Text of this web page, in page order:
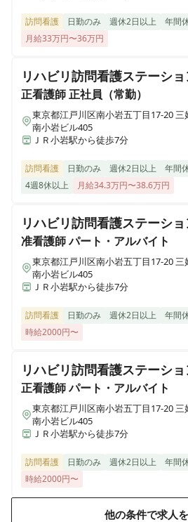
ウィル訪問看護ステーション 宝塚
兵庫県宝塚市伊孑志3丁目2-30
訪問看護ステーション にこ
山形県三川町大字青山字外川原234-1
ウィル訪問看護ス
沖縄県糸満市照屋603番地の1 101
ウィル訪問看護ステーション 会津
福島県会津若松市本町11-5
ウィル訪問看護ステーション 山形
山形県山形市桜田東4丁目8-44
沖縄県豊見城市根差部414番地7 1階
ウィル訪問看護ステーション大島サ
ウィル訪問看護ステーション平井サ
東京都江戸川区平井三丁目25-11 プロフィー
石川県金沢市吉原町ハ66-1
ウィル訪問看護ステーション浦和
埼玉県さいたま市緑区東浦和四丁目1-17 東宏
正看護師 正社員（常勤）
【江戸川区｜東葛西】【室長候補
お留守番看護
訪問看護 日勤のみ 週休2日以上 年間
月給33万円〜36万円
リハビリ訪問看護ステーシ
正看護師正社員（常勤）
東京都江戸川区南小岩五丁目17-20 三
南小岩ビル405
ＪＲ小岩駅から徒歩7分
訪問看護 日勤のみ 週休2日以上
年間
4週8休以上
月給34.3万円〜38.6万円
リハビリ訪問看護ステーシ
准看護師パート・アルバイト
東京都江戸川区南小岩五丁目17-20 三
南小岩ビル405
ＪＲ小岩駅から徒歩7分
訪問看護 日勤のみ 週休2日以上
年間
時給2000円〜
リハビリ訪問看護ステーシ
正看護師パート・アルバイト
東京都江戸川区南小岩五丁目17-20 三
南小岩ビル405
ＪＲ小岩駅から徒歩7分
訪問看護 日勤のみ 週休2日以上
年間
時給2000円〜
他の条件で求人